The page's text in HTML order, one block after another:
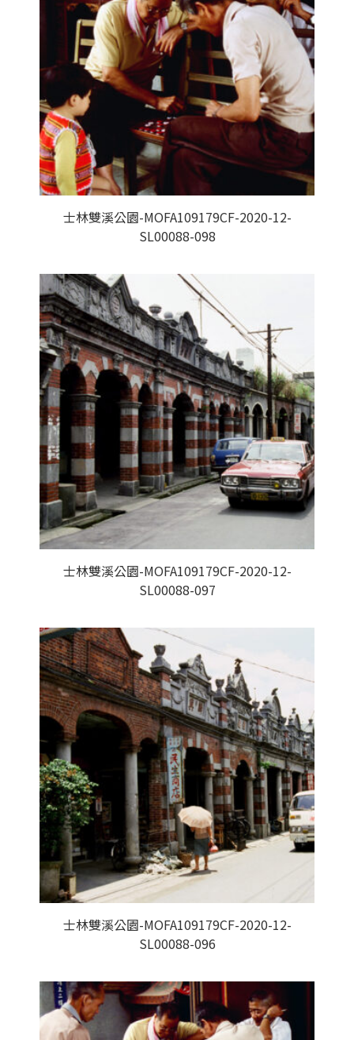
士林雙溪公園-MOFA109179CF-2020-12-
SL00088-098
士林雙溪公園-MOFA109179CF-2020-12-
SL00088-097
士林雙溪公園-MOFA109179CF-2020-12-
SL00088-096